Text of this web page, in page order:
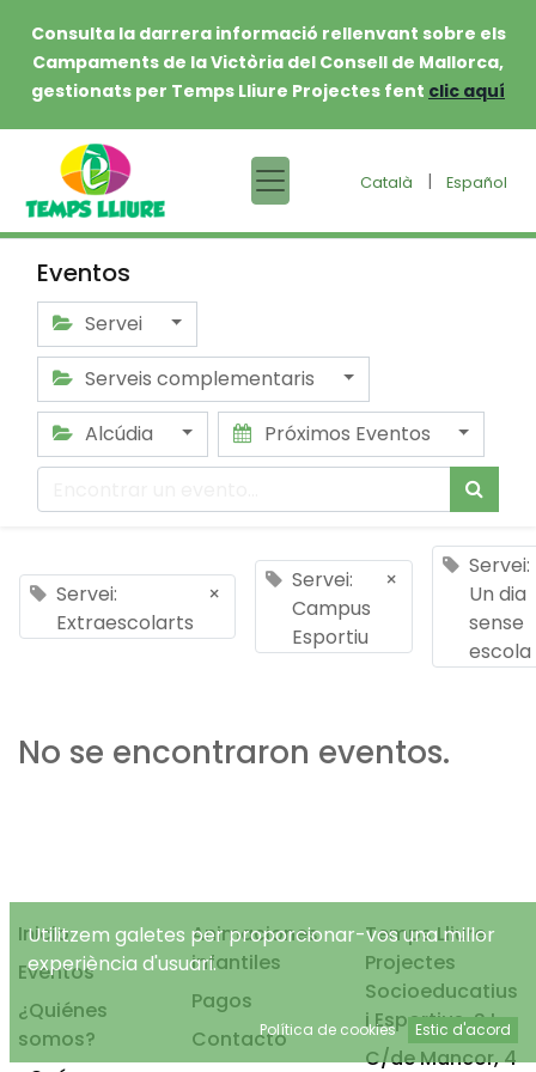
Consulta la darrera informació rellenvant sobre els
Campaments de la Victòria del Consell de Mallorca,
gestionats per Temps Lliure Projectes fent clic aquí
Català | Español
Eventos
Servei
Serveis complementaris
Alcúdia
Próximos Eventos
Servei:
Extraescolarts
×
Servei:
Campus
Esportiu
×
Servei:
Un dia
sense
escola
No se encontraron eventos.
Inicio
Eventos
¿Quiénes
somos?
Animaciones
infantiles
Pagos
Contacto
Temps Lliure
Projectes
Socioeducatius
i Esportius, S.L.
C/de Mancor, 4
Utilitzem galetes per proporcionar-vos una millor
experiència d'usuari.
Política de cookies Estic d'acord